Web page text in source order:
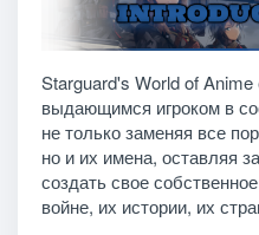
Starguard's World of
выдающимся игроком в
не только заменяя все
но и их имена, оставляя
создать свое
войне, их истории, их